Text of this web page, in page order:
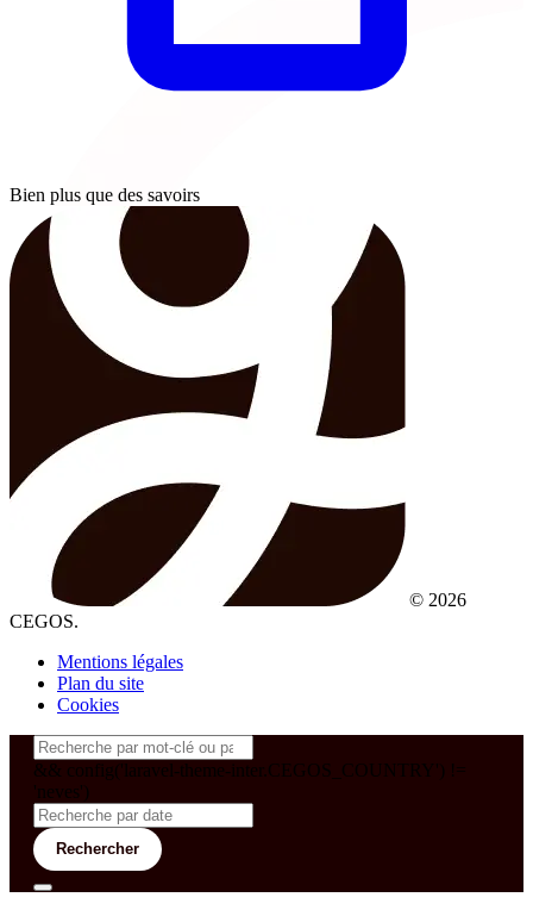
Bien plus que des savoirs
© 2026
CEGOS.
Mentions légales
Plan du site
Cookies
&& config('laravel-theme-inter.CEGOS_COUNTRY') !=
'neves')
Rechercher